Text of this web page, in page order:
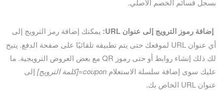
بسجل قسائم الخصم الأصلي.
إضافة رموز الترويج إلى عنوان URL:
يمكنك إضافة رمز الترويج إلى
أي عنوان URL لموقعك حتى يتم تطبيقه تلقائيًا على صفحة الدفع. يتيح
لك ذلك إنشاء روابط أو حتى رموز QR مع بعض العروض الترويجية. ما
عليك سوى إضافة سلسلة الاستعلام coupon=[كلمة الترويج]
إلى
عنوان URL الخاص بك.